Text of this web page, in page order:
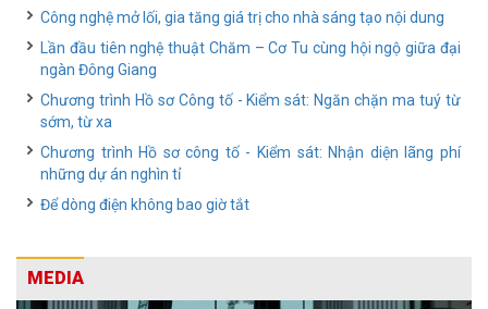
Công nghệ mở lối, gia tăng giá trị cho nhà sáng tạo nội dung
Lần đầu tiên nghệ thuật Chăm – Cơ Tu cùng hội ngộ giữa đại
ngàn Đông Giang
Chương trình Hồ sơ Công tố - Kiểm sát: Ngăn chặn ma tuý từ
sớm, từ xa
Chương trình Hồ sơ công tố - Kiểm sát: Nhận diện lãng phí
những dự án nghìn tỉ
Để dòng điện không bao giờ tắt
MEDIA